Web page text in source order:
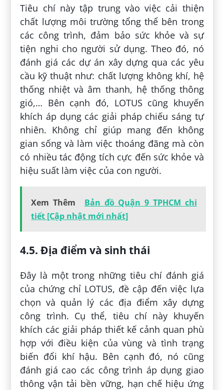
Tiêu chí này tập trung vào việc cải thiện
chất lượng môi trường tổng thể bên trong
các công trình, đảm bảo sức khỏe và sự
tiện nghi cho người sử dụng. Theo đó, nó
đánh giá các dự án xây dựng qua các yêu
cầu kỹ thuật như: chất lượng không khí, hệ
thống nhiệt và âm thanh, hệ thống thông
gió,… Bên cạnh đó, LOTUS cũng khuyến
khích áp dụng các giải pháp chiếu sáng tự
nhiên. Không chỉ giúp mang đến không
gian sống và làm việc thoáng đãng mà còn
có nhiều tác động tích cực đến sức khỏe và
hiệu suất làm việc của con người.
Xem Thêm
Bản đồ Quận 9 TPHCM chi
tiết [Cập nhật mới nhất]
4.5. Địa điểm và sinh thái
Đây là một trong những tiêu chí đánh giá
của chứng chỉ LOTUS, đề cập đến việc lựa
chọn và quản lý các địa điểm xây dựng
công trình. Cụ thể, tiêu chí này khuyến
khích các giải pháp thiết kế cảnh quan phù
hợp với điều kiện của vùng và tình trạng
biến đổi khí hậu. Bên cạnh đó, nó cũng
đánh giá cao các công trình áp dụng giao
thông vận tải bền vững, hạn chế hiệu ứng